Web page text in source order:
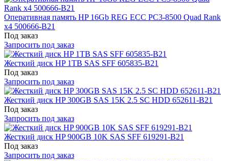
Оперативная память HP 16Gb REG ECC PC3-8500 Quad Rank
x4 500666-B21
Под заказ
Запросить под заказ
Жесткий диск HP 1TB SAS SFF 605835-B21
Под заказ
Запросить под заказ
Жесткий диск HP 300GB SAS 15K 2.5 SC HDD 652611-B21
Под заказ
Запросить под заказ
Жесткий диск HP 900GB 10K SAS SFF 619291-B21
Под заказ
Запросить под заказ